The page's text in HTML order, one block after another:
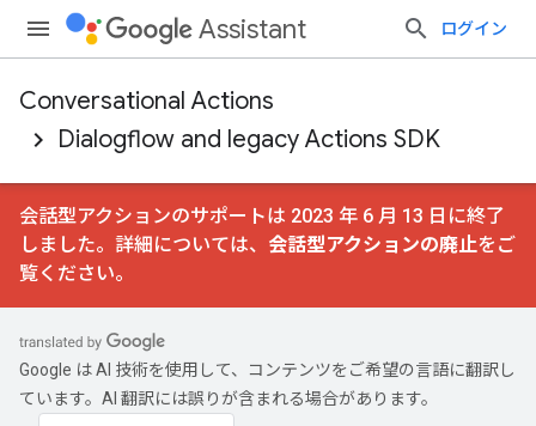
Assistant ログイン
Conversational Actions
Dialogflow and legacy Actions SDK
会話型アクションのサポートは 2023 年 6 月 13 日に終了
しました。詳細については、 会話型アクションの廃止をご
覧ください。
Google は AI 技術を使用して、コンテンツをご希望の言語に翻訳し
ています。AI 翻訳には誤りが含まれる場合があります。